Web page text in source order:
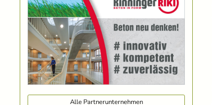
Alle Partnerunternehmen